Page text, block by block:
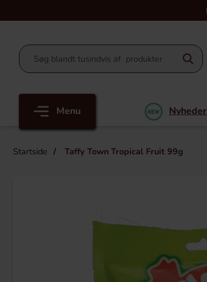
Menu Nyheder
Startside Taffy Town Tropical Fruit 99g